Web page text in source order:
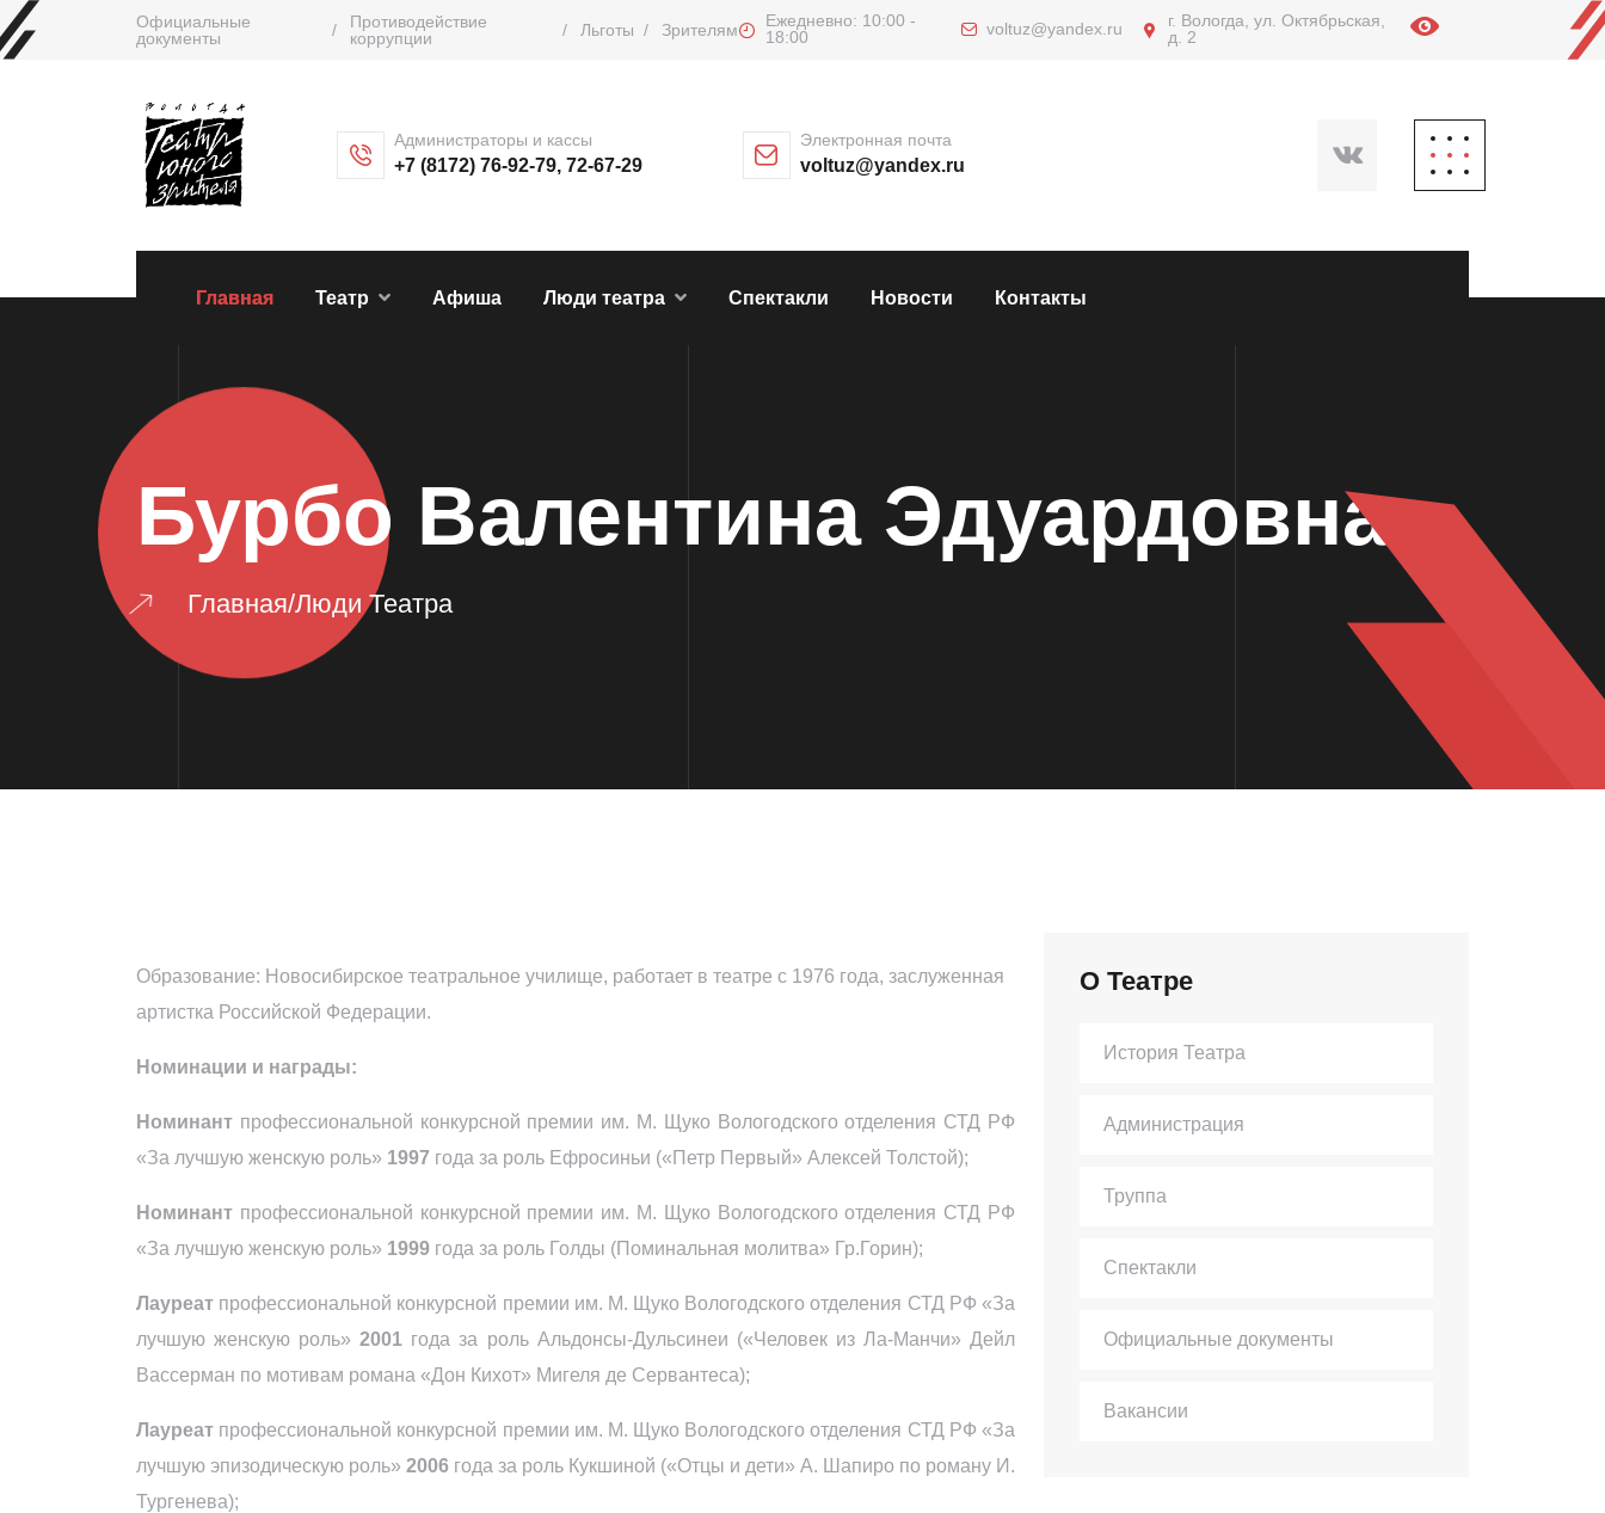
Официальные
документы
/
Противодействие
коррупции
/ Льготы / Зрителям
Ежедневно: 10:00 -
18:00
voltuz@yandex.ru
г. Вологда, ул. Октябрьская,
д. 2
Администраторы и кассы
+7 (8172) 76-92-79, 72-67-29
Электронная почта
voltuz@yandex.ru
Главная Театр Афиша Люди театра Спектакли Новости Контакты
Бурбо Валентина Эдуардовна
Главная/Люди Театра
Образование: Новосибирское театральное училище, работает в театре с 1976 года, заслуженная
артистка Российской Федерации.
Номинации и награды:
Номинант профессиональной конкурсной премии им. М. Щуко Вологодского отделения СТД РФ
«За лучшую женскую роль» 1997 года за роль Ефросиньи («Петр Первый» Алексей Толстой);
Номинант профессиональной конкурсной премии им. М. Щуко Вологодского отделения СТД РФ
«За лучшую женскую роль» 1999 года за роль Голды (Поминальная молитва» Гр.Горин);
Лауреат профессиональной конкурсной премии им. М. Щуко Вологодского отделения СТД РФ «За
лучшую женскую роль»2001 года за роль Альдонсы-Дульсинеи («Человек из Ла-Манчи» Дейл
Вассерман по мотивам романа «Дон Кихот» Мигеля де Сервантеса);
Лауреат профессиональной конкурсной премии им. М. Щуко Вологодского отделения СТД РФ «За
лучшую эпизодическую роль» 2006 года за роль Кукшиной («Отцы и дети» А. Шапиро по роману И.
Тургенева);
О Театре
История Театра
Администрация
Труппа
Спектакли
Официальные документы
Вакансии